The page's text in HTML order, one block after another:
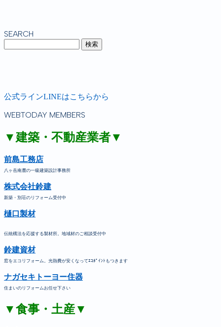
SEARCH
公式ラインLINEはこちらから
WEBTODAY MEMBERS
▼建築・不動産業者▼
前島工務店
八ヶ岳南麓の一級建築設計事務所
株式会社鈴建
新築・別荘のリフォーム受付中
樋口製材
伝統構法を応援する製材所。地域材のご相談受付中
鈴建資材
窓をエコリフォーム。光熱費が安くなってｴｺﾎﾟｲﾝﾄもつきます
ナガセキトーヨー住器
住まいのリフォームお任せ下さい
▼食事・土産▼